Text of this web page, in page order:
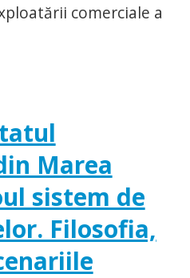
comerciale a
Marea
sistem de
Filosofia,